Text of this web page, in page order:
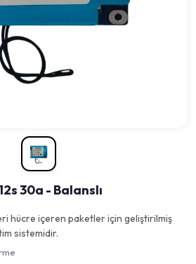
30a - Balanslı
hücre içeren paketler için geliştirilmiş
sistemidir.